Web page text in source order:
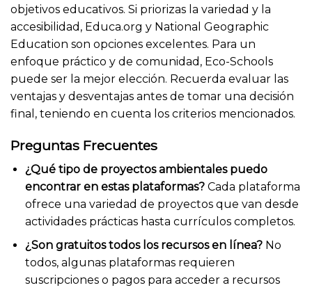
objetivos educativos. Si priorizas la variedad y la
accesibilidad, Educa.org y National Geographic
Education son opciones excelentes. Para un
enfoque práctico y de comunidad, Eco-Schools
puede ser la mejor elección. Recuerda evaluar las
ventajas y desventajas antes de tomar una decisión
final, teniendo en cuenta los criterios mencionados.
Preguntas Frecuentes
¿Qué tipo de proyectos ambientales puedo
encontrar en estas plataformas?Cada plataforma
ofrece una variedad de proyectos que van desde
actividades prácticas hasta currículos completos.
¿Son gratuitos todos los recursos en línea?No
todos, algunas plataformas requieren
suscripciones o pagos para acceder a recursos